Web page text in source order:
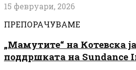
15 февруари, 2026
ПРЕПОРАЧУВАМЕ
„Мамутите“ на Котевска
поддршката на Sundance